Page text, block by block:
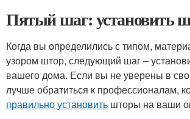
Пятый шаг: установить
Когда вы определились с типом,
узором штор, следующий шаг –
вашего дома. Если вы не уверены в
лучше обратиться к профессионалам,
правильно установить шторы на ваши